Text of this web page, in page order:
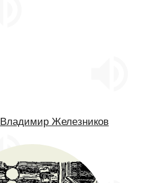
Владимир Железников